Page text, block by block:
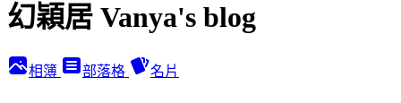
幻穎居 Vanya's blog
相簿 部落格 名片